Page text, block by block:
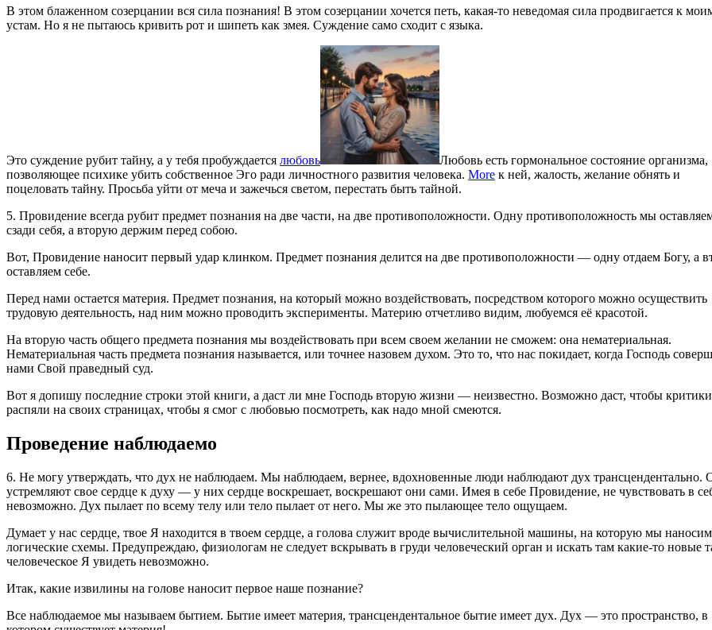
В этом блаженном созерцании вся сила познания! В этом созерцании хочется петь, какая-то неведомая сила продвигается к
устам. Но я не пытаюсь кривить рот и шипеть как змея. Суждение само сходит с языка.
Это суждение рубит тайну, а у тебя пробуждается любовь
Любовь есть гормональное состояние организма,
позволяющее психике убить собственное Эго ради личностного развития человека. More к ней, жалость, желание обнять и
поцеловать тайну. Просьба уйти от меча и зажечься светом, перестать быть тайной.
5. Провидение всегда рубит предмет познания на две части, на две противоположности. Одну противоположность мы
сзади себя, а вторую держим перед собою.
Вот, Провидение наносит первый удар клинком. Предмет познания делится на две противоположности — одну отдаем Богу, а
оставляем себе.
Перед нами остается материя. Предмет познания, на который можно воздействовать, посредством которого можно осуществить
трудовую деятельность, над ним можно проводить эксперименты. Материю отчетливо видим, любуемся её красотой.
На вторую часть общего предмета познания мы воздействовать при всем своем желании не сможем: она нематериальная.
Нематериальная часть предмета познания называется, или точнее назовем духом. Это то, что нас покидает, когда Господь
нами Свой праведный суд.
Вот я допишу последние строки этой книги, а даст ли мне Господь вторую жизни — неизвестно. Возможно даст, чтобы
распяли на своих страницах, чтобы я смог с любовью посмотреть, как надо мной смеются.
Проведение наблюдаемо
6. Не могу утверждать, что дух не наблюдаем. Мы наблюдаем, вернее, вдохновенные люди наблюдают дух трансцендентально.
устремляют свое сердце к духу — у них сердце воскрешает, воскрешают они сами. Имея в себе Провидение, не чувствовать в
невозможно. Дух пылает по всему телу или тело пылает от него. Мы же это пылающее тело ощущаем.
Думает у нас сердце, твое Я находится в твоем сердце, а голова служит вроде вычислительной машины, на которую мы наносим
логические схемы. Предупреждаю, физиологам не следует вскрывать в груди человеческий орган и искать там какие-то новые
человеческое Я увидеть невозможно.
Итак, какие извилины на голове наносит первое наше познание?
Все наблюдаемое мы называем бытием. Бытие имеет материя, трансцендентальное бытие имеет дух. Дух — это пространство, в